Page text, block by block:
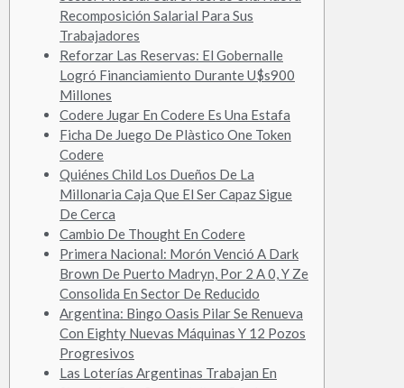
Recomposición Salarial Para Sus
Trabajadores
Reforzar Las Reservas: El Gobernalle
Logró Financiamiento Durante U$s900
Millones
Codere Jugar En Codere Es Una Estafa
Ficha De Juego De Plàstico One Token
Codere
Quiénes Child Los Dueños De La
Millonaria Caja Que El Ser Capaz Sigue
De Cerca
Cambio De Thought En Codere
Primera Nacional: Morón Venció A Dark
Brown De Puerto Madryn, Por 2 A 0, Y Ze
Consolida En Sector De Reducido
Argentina: Bingo Oasis Pilar Se Renueva
Con Eighty Nuevas Máquinas Y 12 Pozos
Progresivos
Las Loterías Argentinas Trabajan En